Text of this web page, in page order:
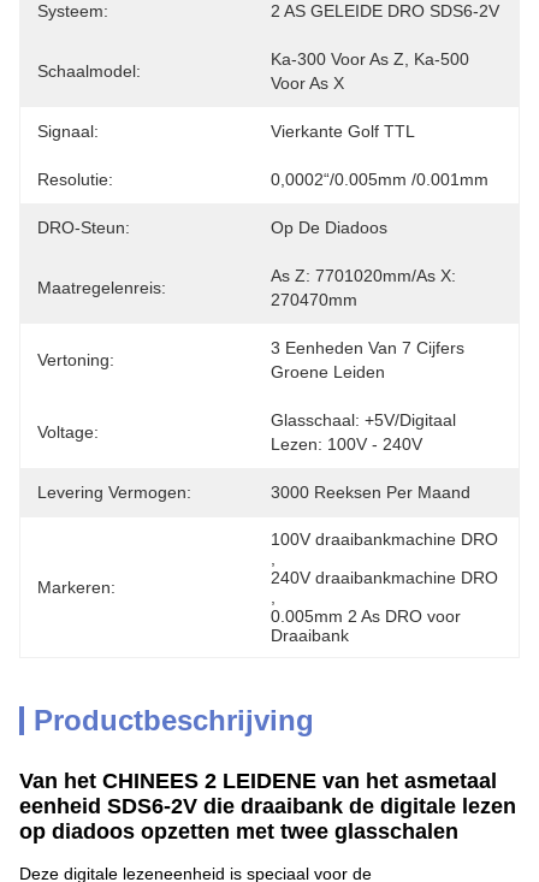
Systeem: 2 AS GELEIDE DRO SDS6-2V
Schaalmodel:
Ka-300 Voor As Z, Ka-500
Voor As X
Signaal: Vierkante Golf TTL
Resolutie: 0,0002“/0.005mm /0.001mm
DRO-Steun: Op De Diadoos
Maatregelenreis:
As Z: 7701020mm/As X:
270470mm
Vertoning:
3 Eenheden Van 7 Cijfers
Groene Leiden
Voltage:
Glasschaal: +5V/Digitaal
Lezen: 100V - 240V
Levering Vermogen: 3000 Reeksen Per Maand
Markeren:
100V draaibankmachine DRO
240V draaibankmachine DRO
0.005mm 2 As DRO voor
Draaibank
Productbeschrijving
Van het CHINEES 2 LEIDENE van het asmetaal
eenheid SDS6-2V die draaibank de digitale lezen
op diadoos opzetten met twee glasschalen
Deze digitale lezeneenheid is speciaal voor de